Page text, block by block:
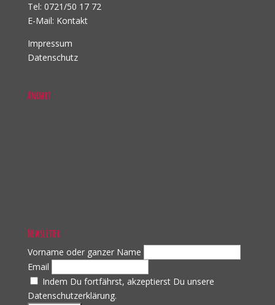
Tel: 0721/50 17 72
E-Mail: Kontakt
Impressum
Datenschutz
Anfahrt
Newsletter
Vorname oder ganzer Name
Email
Indem Du fortfährst, akzeptierst Du unsere
Datenschutzerklärung.